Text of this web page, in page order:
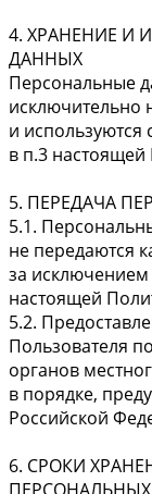
4. ХРАНЕНИЕ И
ДАННЫХ
Персональные
исключительно
и
в п.3
5. ПЕРЕДАЧА
5.1.
не передаются
за
настоящей
5.2.
Пользователя
органов
в порядке,
Российской
6. СРОКИ